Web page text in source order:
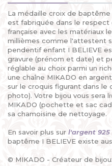
La médaille croix de
est fabriquée dans le
française avec les matériaux
millièmes comme l'attestent
pendentif enfant I BELIEVE
gravure (prénom et date) et
réglable au choix parmi un
une chaîne MIKADO en
sur le croquis figurant dans le
photo). Votre bijou vous sera
MIKADO (pochette et sac
sa chamoisine de nettoyage.
En savoir plus sur l'argent
baptême I BELIEVE existe
© MIKADO - Créateur de